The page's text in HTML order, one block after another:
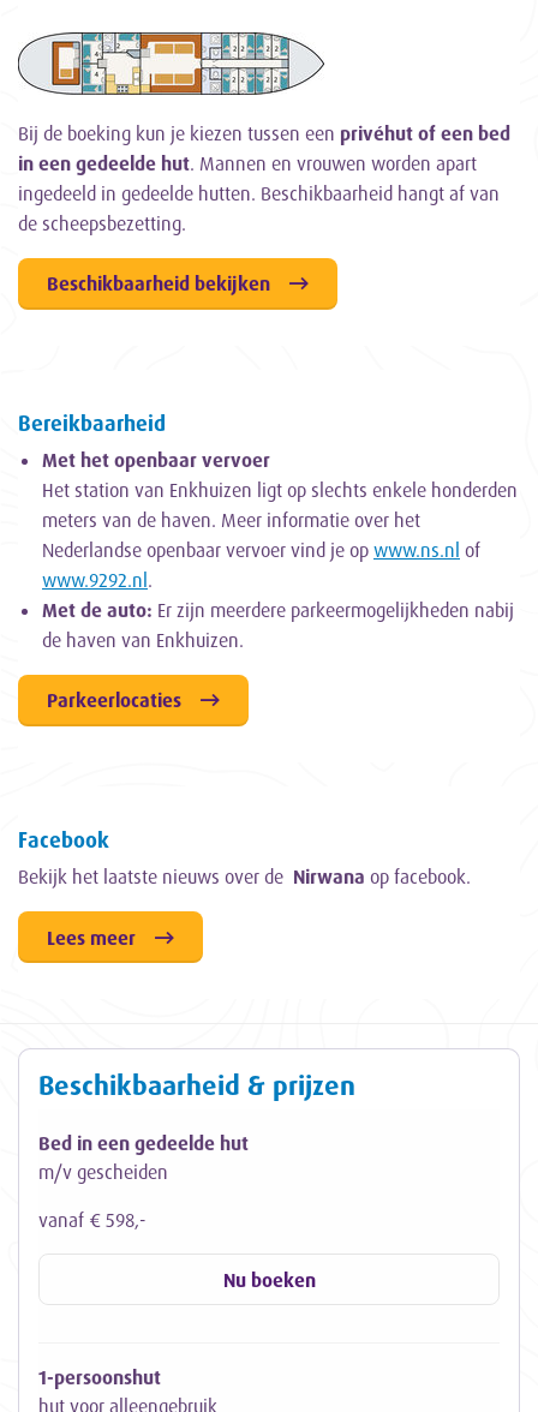
Bij de boeking kun je kiezen tussen een privéhut of een bed
in een gedeelde hut. Mannen en vrouwen worden apart
ingedeeld in gedeelde hutten. Beschikbaarheid hangt af van
de scheepsbezetting.
Beschikbaarheid bekijken
Bereikbaarheid
Met het openbaar vervoer
Het station van Enkhuizen ligt op slechts enkele honderden
meters van de haven. Meer informatie over het
Nederlandse openbaar vervoer vind je op www.ns.nl of
www.9292.nl.
Met de auto: Er zijn meerdere parkeermogelijkheden nabij
de haven van Enkhuizen.
Parkeerlocaties
Facebook
Bekijk het laatste nieuws over de Nirwana op facebook.
Lees meer
Beschikbaarheid & prijzen
Bed in een gedeelde hut
m/v gescheiden
vanaf € 598,-
Nu boeken
1-persoonshut
hut voor alleengebruik